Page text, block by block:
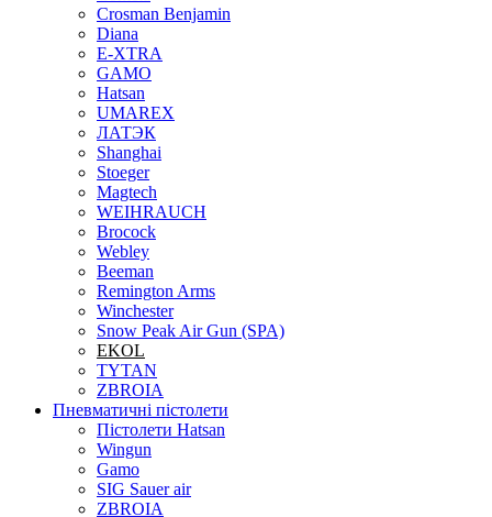
Crosman Benjamin
Diana
E-XTRA
GAMO
Hatsan
UMAREX
ЛАТЭК
Shanghai
Stoeger
Magtech
WEIHRAUCH
Brocock
Webley
Beeman
Remington Arms
Winchester
Snow Peak Air Gun (SPA)
EKOL
TYTAN
ZBROIA
Пневматичні пістолети
Пістолети Hatsan
Wingun
Gamo
SIG Sauer air
ZBROIA